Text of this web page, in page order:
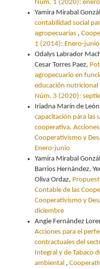
Núm. 1 (2020):
Yamira Mirabal
contabilidad social
agropecuarias ,
1 (2014): Enero-junio
Odalys Labrador
Cesar Torres Paez,
agropecuario en
educación nutricional
Núm. 3 (2020):
Iriadna Marín de
capacitación para las
cooperativa.
Cooperativismo y
Enero-junio
Yamira Mirabal
Barrios Hernández,
Oliva Ordaz,
Contable de las
Cooperativismo y
diciembre
Angie Fernández
Acciones para el
contractuales del
Integral y de Tabaco
ambiental ,